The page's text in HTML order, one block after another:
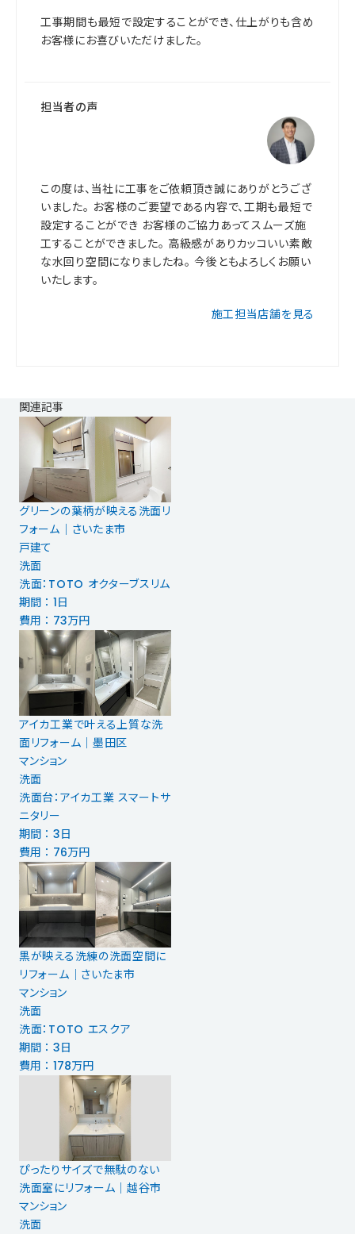
工事期間も最短で設定することができ、仕上がりも含め
お客様にお喜びいただけました。
担当者の声
この度は、当社に工事をご依頼頂き誠にありがとうござ
いました。 お客様のご要望である内容で、工期も最短で
設定することができ お客様のご協力あってスムーズ施
工することができました。 高級感がありカッコいい素敵
な水回り空間になりましたね。 今後ともよろしくお願い
いたします。
施工担当店舗を見る
関連記事
グリーンの葉柄が映える洗面リ
フォーム｜さいたま市
戸建て
洗面
洗面：TOTO オクターブスリム
期間 ： 1日
費用 ： 73万円
アイカ工業で叶える上質な洗
面リフォーム｜墨田区
マンション
洗面
洗面台：アイカ工業 スマートサ
ニタリー
期間 ： 3日
費用 ： 76万円
黒が映える洗練の洗面空間に
リフォーム｜さいたま市
マンション
洗面
洗面：TOTO エスクア
期間 ： 3日
費用 ： 178万円
ぴったりサイズで無駄のない
洗面室にリフォーム｜越谷市
マンション
洗面